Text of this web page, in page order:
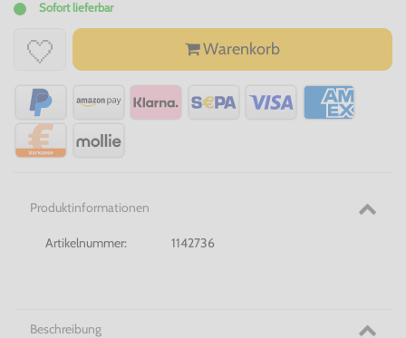
Sofort lieferbar
Warenkorb
Produktinformationen
Artikelnummer: 1142736
Beschreibung